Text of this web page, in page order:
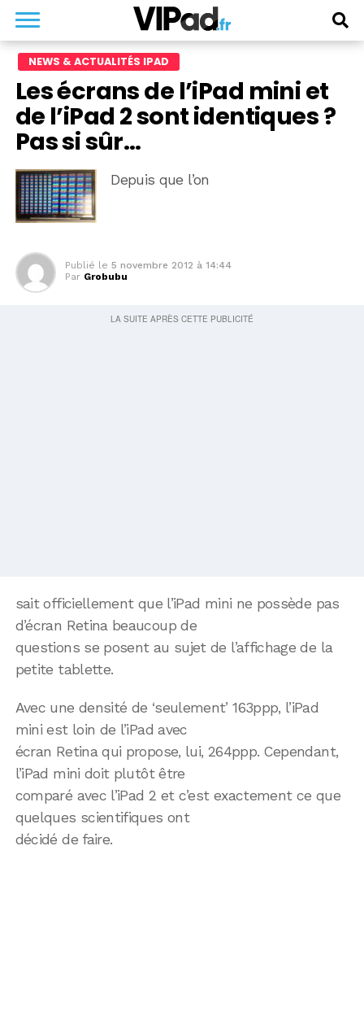
NEWS & ACTUALITÉS IPAD
Les écrans de l’iPad mini et
de l’iPad 2 sont identiques ?
Pas si sûr…
Depuis que l’on
Publié le 5 novembre 2012 à 14:44
Par Grobubu
sait officiellement que l’iPad mini ne possède pas
d’écran Retina beaucoup de
questions se posent au sujet de l’affichage de la
petite tablette.
Avec une densité de ‘seulement’ 163ppp, l’iPad
mini est loin de l’iPad avec
écran Retina qui propose, lui, 264ppp. Cependant,
l’iPad mini doit plutôt être
comparé avec l’iPad 2 et c’est exactement ce que
quelques scientifiques ont
décidé de faire.